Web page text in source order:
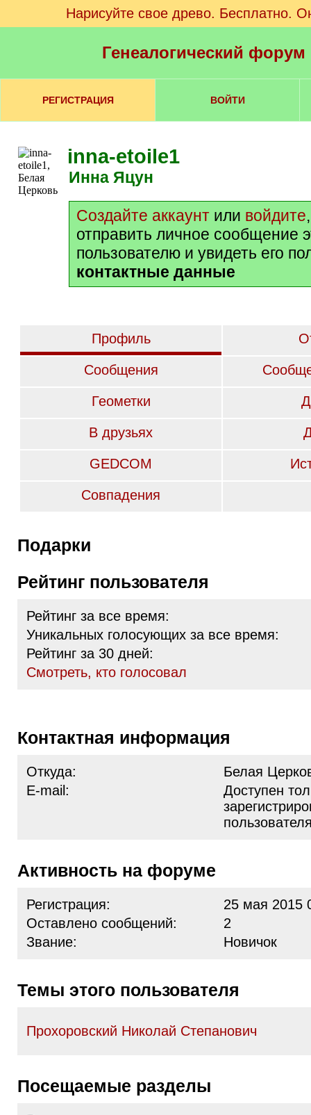
Нарисуйте свое древо. Бесплатно.
Генеалогический
РЕГИСТРАЦИЯ ВОЙТИ
inna-etoile1
Инна Яцун
Создайте аккаунт или войдите
отправить личное сообщение
пользователю и увидеть его
контактные данные
Профиль
Сообщения
Геометки
В друзьях
GEDCOM
Совпадения
Подарки
Рейтинг пользователя
Рейтинг за все время:
Уникальных голосующих за все время:
Рейтинг за 30 дней:
Cмотреть, кто голосовал
Контактная информация
Откуда:
Белая
E-mail:
Доступен
Активность на форуме
Регистрация:
25 мая 2015
Оставлено сообщений:
2
Звание:
Новичок
Темы этого пользователя
Прохоровский Николай Степанович
Посещаемые разделы